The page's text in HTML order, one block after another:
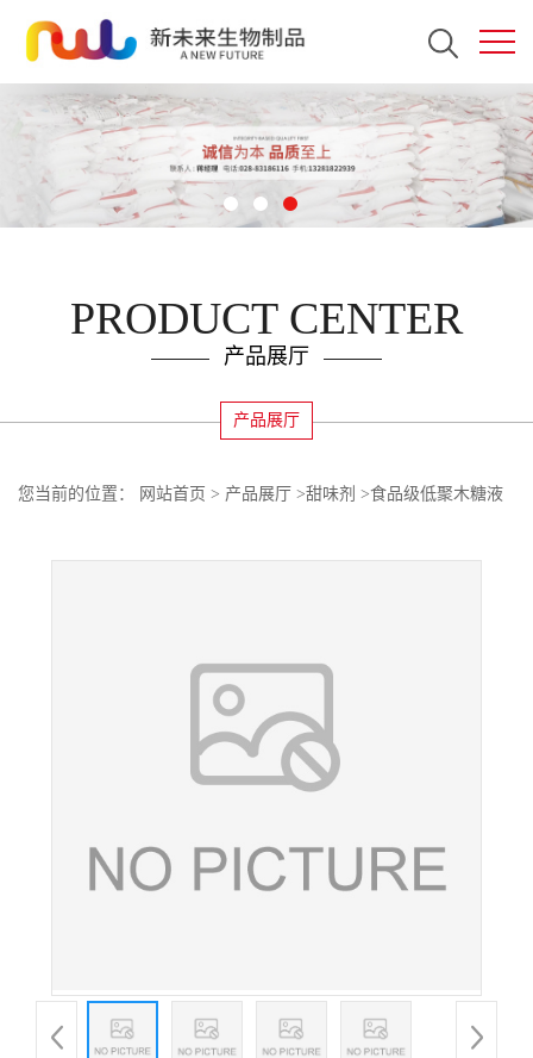
PRODUCT CENTER
产品展厅
产品展厅
您当前的位置： 网站首页 > 产品展厅 >甜味剂 >食品级低聚木糖液